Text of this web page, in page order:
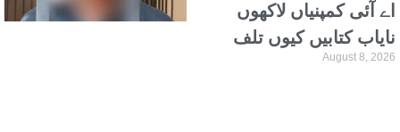
اے آئی کمپنیاں لاکھوں
نایاب کتابیں کیوں تلف
کر رہی ہیں؟ حیران کن
August 8, 2026